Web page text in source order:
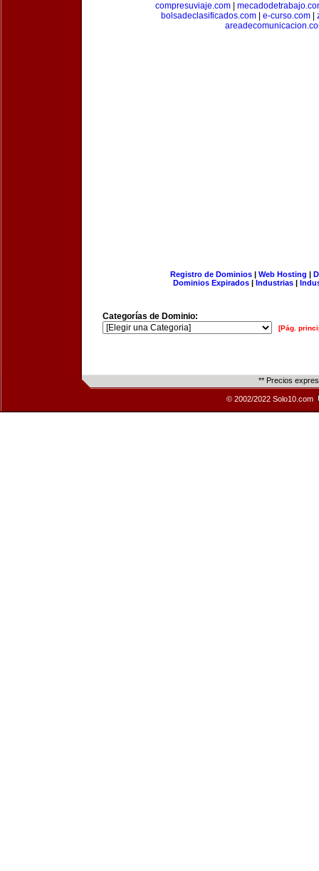
compresuviaje.com
bolsadeclasificados.com
e-curso.com
Registro de Dominios| Web Hosting |
Dominios Expirados | Industrias |
Categorías de Dominio:
[Pág.
** Precios
© 2002/2022 Solo10.com